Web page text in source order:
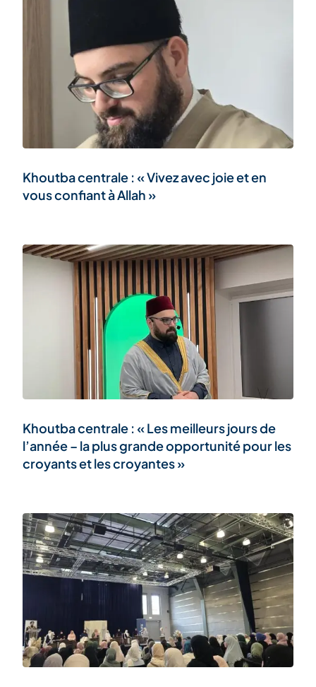
Khoutba centrale : « Vivez avec joie et en
vous confiant à Allah »
Khoutba centrale : « Les meilleurs jours de
l’année – la plus grande opportunité pour les
croyants et les croyantes »